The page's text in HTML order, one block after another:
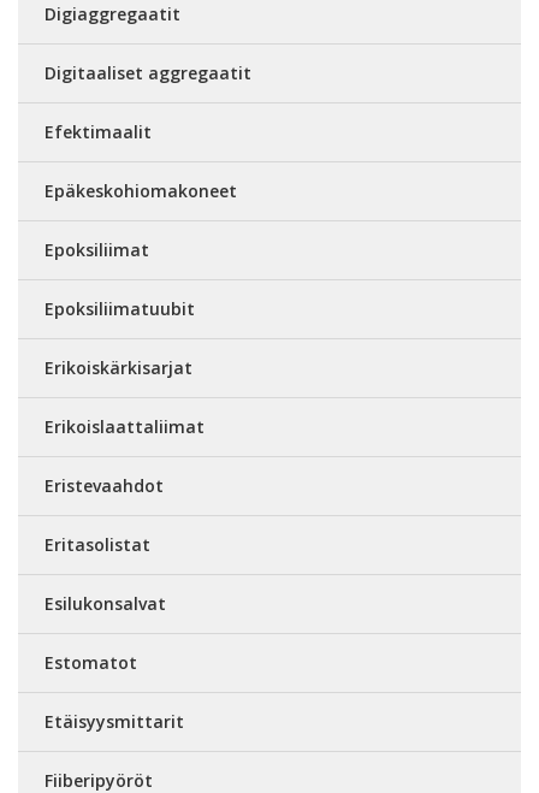
Digiaggregaatit
Digitaaliset aggregaatit
Efektimaalit
Epäkeskohiomakoneet
Epoksiliimat
Epoksiliimatuubit
Erikoiskärkisarjat
Erikoislaattaliimat
Eristevaahdot
Eritasolistat
Esilukonsalvat
Estomatot
Etäisyysmittarit
Fiiberipyöröt